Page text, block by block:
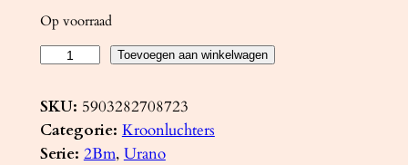
Op voorraad
o
o
n
Toevoegen aan winkelwagen
SKU: 5903282708723
Categorie: Kroonluchters
Serie: 2Bm, Urano